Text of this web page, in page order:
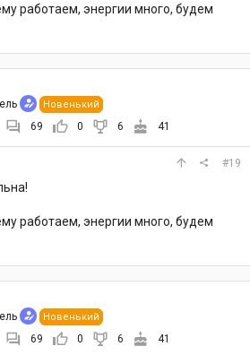
работаем, энергии много, будем
Новенький
69 0 6 41
#19
работаем, энергии много, будем
Новенький
69 0 6 41